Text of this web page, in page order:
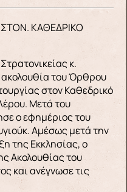
ΚΑΘΕΔΡΙΚΟ
κ.
του Όρθρου
στον Καθεδρικό
Μετά του
ο εφημέριος του
Αμέσως μετά την
της Εκκλησίας, ο
Ακολουθίας του
και ανέγνωσε τις